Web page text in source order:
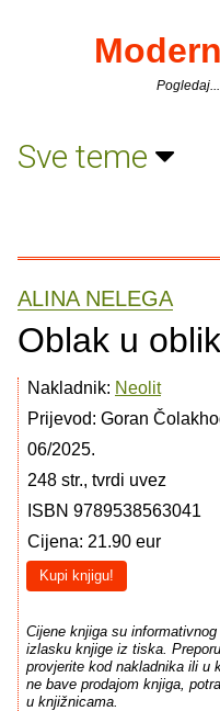
Sve teme
ALINA NELEGA
Oblak u
Nakladnik: Neolit
Prijevod: Goran
06/2025.
248 str., tvrdi uvez
ISBN 9789538563041
Cijena: 21.90 eur
Kupi knjigu!
Cijene knjiga su
izlasku knjige iz tiska.
provjerite kod nakladnika ili u
ne bave prodajom knjiga,
u knjižnicama.